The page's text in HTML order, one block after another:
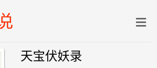
天宝伏妖录